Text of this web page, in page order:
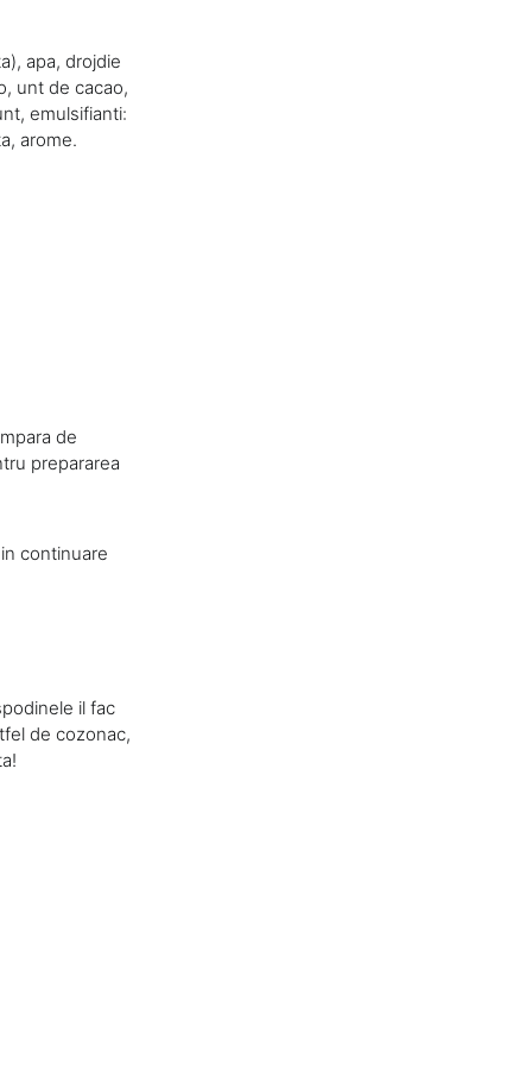
apa, drojdie
unt de cacao,
emulsifianti:
arome.
de
prepararea
continuare
il fac
de cozonac,